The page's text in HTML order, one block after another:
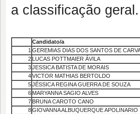
a classificação geral.
Candidato/a
1 GEREMIAS DIAS DOS SANTOS DE
2 LUCAS POTTMAIER ÁVILA
3JESSICA BATISTA DE MORAIS
4VICTOR MATHIAS BERTOLDO
5JÉSSICA REGINA GUERRA DE SOUZA
6 MARYANNA SAGIO ALVES
7 BRUNA CAROTO CANO
8GIOVANNA ALBUQUERQUE APOLINARIO